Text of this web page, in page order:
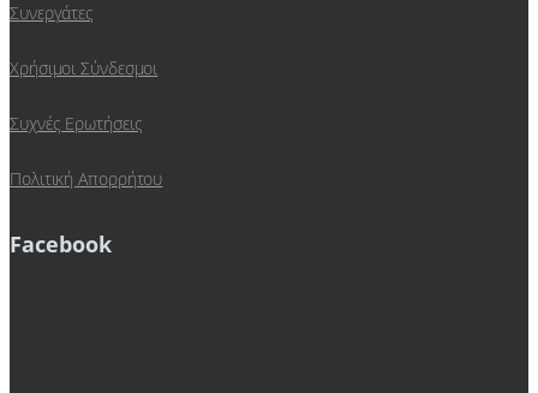
Συνεργάτες
Χρήσιμοι Σύνδεσμοι
Συχνές Ερωτήσεις
Πολιτική Απορρήτου
Facebook